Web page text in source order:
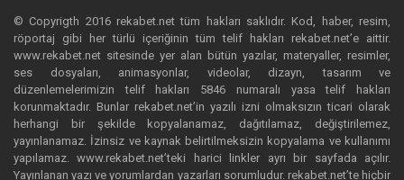
© Copyrigth 2016 rekabet.net tüm hakları saklıdır. Kod, haber, resim,
röportaj gibi her türlü içeriğinin tüm telif hakları rekabet.net’e aittir.
www.rekabet.net sitesinde yer alan bütün yazılar, materyaller, resimler,
ses dosyaları, animasyonlar, videolar, dizayn, tasarım ve
düzenlemelerimizin telif hakları 5846 numaralı yasa telif hakları
korunmaktadır. Bunlar rekabet.net’in yazılı izni olmaksızın ticari olarak
herhangi bir şekilde kopyalanamaz, dağıtılamaz, değiştirilemez,
yayınlanamaz. İzinsiz ve kaynak belirtilmeksizin kopyalama ve kullanımı
yapılamaz. www.rekabet.net’teki harici linkler ayrı bir sayfada açılır.
Yayınlanan yazı ve yorumlardan yazarları sorumludur. rekabet.net’te hiçbir